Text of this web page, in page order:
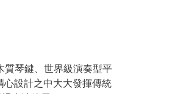
質琴鍵、世界級演奏型平
設計之中大大發揮傳統